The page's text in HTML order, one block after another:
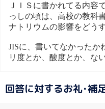
ＪＩＳに書かれてる内容
っしの頃は、高校の教科
ナトリウムの影響をどう
JISに、書いてなかったか
リ度とか、酸度とか、な
回答に対するお礼･補